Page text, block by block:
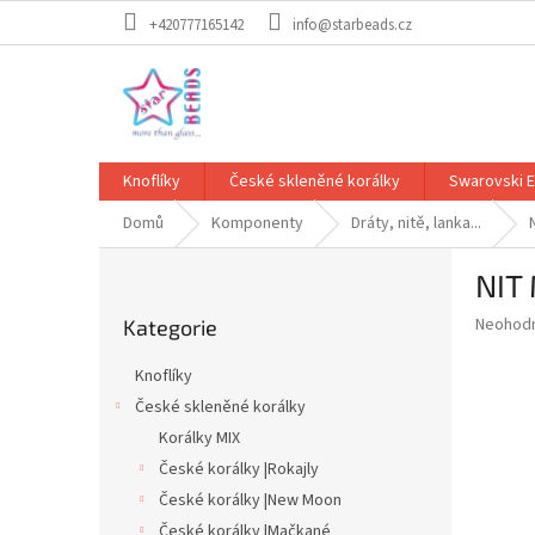
+420777165142 info@starbeads.cz
Knoflíky České skleněné korálky Swarovski
Domů
Komponenty Dráty, nitě, lanka...
kategorie
Kategorie
Knoflíky
České skleněné korálky
Korálky MIX
České korálky |Rokajly
České korálky |New Moon
NIT